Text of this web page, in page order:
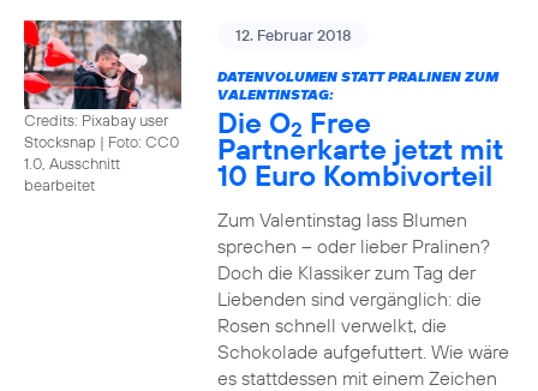
Credits: Pixabay user
Stocksnap | Foto: CC0
1.0, Ausschnitt
bearbeitet
12. Februar 2018
DATENVOLUMEN STATT PRALINEN ZUM
VALENTINSTAG:
Die O2 Free
Partnerkarte jetzt mit
10 Euro Kombivorteil
Zum Valentinstag lass Blumen
sprechen – oder lieber Pralinen?
Doch die Klassiker zum Tag der
Liebenden sind vergänglich: die
Rosen schnell verwelkt, die
Schokolade aufgefuttert. Wie wäre
es stattdessen mit einem Zeichen